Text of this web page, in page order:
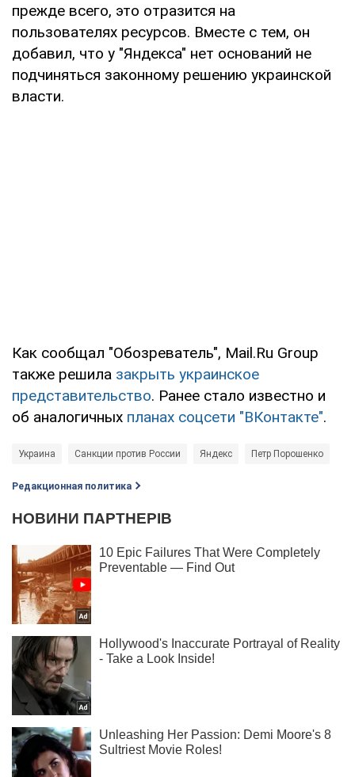
прежде всего, это отразится на
пользователях ресурсов. Вместе с тем, он
добавил, что у "Яндекса" нет оснований не
подчиняться законному решению украинской
власти.
Как сообщал "Обозреватель", Mail.Ru Group
также решила закрыть украинское
представительство. Ранее стало известно и
об аналогичных планах соцсети "ВКонтакте".
Украина Санкции против России Яндекс Петр Порошенко
Редакционная политика